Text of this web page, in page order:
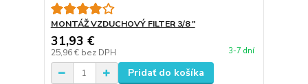
MONTÁŽ VZDUCHOVÝ FILTER 3/8 "
31,93 €
25,96 € bez DPH 3-7 dní
Pridať do košíka